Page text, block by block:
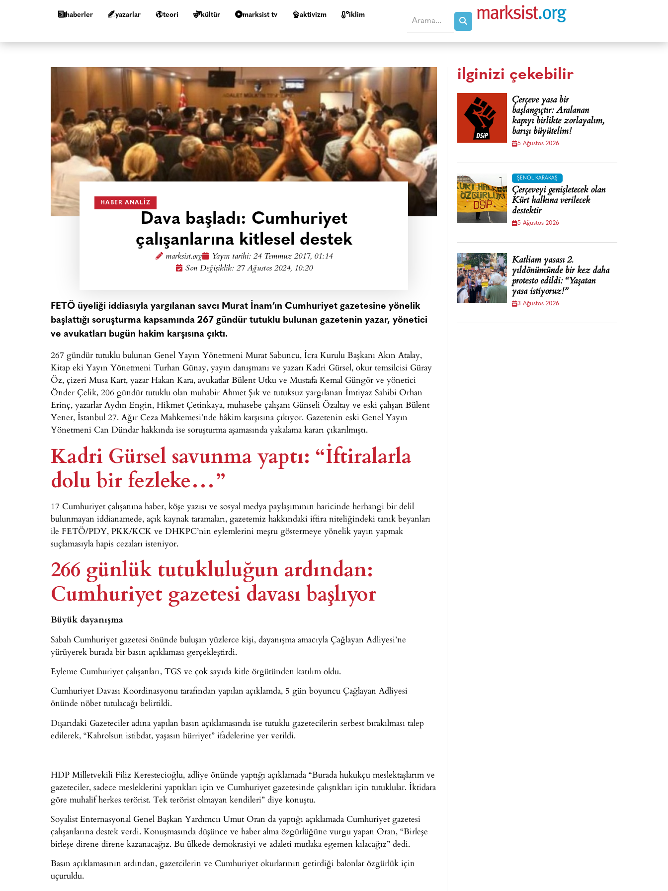
haberler yazarlar teori kültür marksist tv aktivizm i̇klim
HABER ANALIZ
Dava başladı: Cumhuriyet
çalışanlarına kitlesel destek
marksist.org Yayın tarihi: 24 Temmuz 2017, 01:14
Son Değişiklik: 27 Ağustos 2024, 10:20
FETÖ üyeliği iddiasıyla yargılanan savcı Murat İnam’ın Cumhuriyet gazetesine yönelik
başlattığı soruşturma kapsamında 267 gündür tutuklu bulunan gazetenin yazar, yönetici
ve avukatları bugün hakim karşısına çıktı.
267 gündür tutuklu bulunan Genel Yayın Yönetmeni Murat Sabuncu, İcra Kurulu Başkanı Akın Atalay,
Kitap eki Yayın Yönetmeni Turhan Günay, yayın danışmanı ve yazarı Kadri Gürsel, okur temsilcisi Güray
Öz, çizeri Musa Kart, yazar Hakan Kara, avukatlar Bülent Utku ve Mustafa Kemal Güngör ve yönetici
Önder Çelik, 206 gündür tutuklu olan muhabir Ahmet Şık ve tutuksuz yargılanan İmtiyaz Sahibi Orhan
Erinç, yazarlar Aydın Engin, Hikmet Çetinkaya, muhasebe çalışanı Günseli Özaltay ve eski çalışan Bülent
Yener, İstanbul 27. Ağır Ceza Mahkemesi’nde hâkim karşısına çıkıyor. Gazetenin eski Genel Yayın
Yönetmeni Can Dündar hakkında ise soruşturma aşamasında yakalama kararı çıkarılmıştı.
Kadri Gürsel savunma yaptı: “İftiralarla
dolu bir fezleke…”
17 Cumhuriyet çalışanına haber, köşe yazısı ve sosyal medya paylaşımının haricinde herhangi bir delil
bulunmayan iddianamede, açık kaynak taramaları, gazetemiz hakkındaki iftira niteliğindeki tanık beyanları
ile FETÖ/PDY, PKK/KCK ve DHKPC’nin eylemlerini meşru göstermeye yönelik yayın yapmak
suçlamasıyla hapis cezaları isteniyor.
266 günlük tutukluluğun ardından:
Cumhuriyet gazetesi davası başlıyor
Büyük dayanışma
Sabah Cumhuriyet gazetesi önünde buluşan yüzlerce kişi, dayanışma amacıyla Çağlayan Adliyesi’ne
yürüyerek burada bir basın açıklaması gerçekleştirdi.
Eyleme Cumhuriyet çalışanları, TGS ve çok sayıda kitle örgütünden katılım oldu.
Cumhuriyet Davası Koordinasyonu tarafından yapılan açıklamda, 5 gün boyuncu Çağlayan Adliyesi
önünde nöbet tutulacağı belirtildi.
Dışarıdaki Gazeteciler adına yapılan basın açıklamasında ise tutuklu gazetecilerin serbest bırakılması talep
edilerek, “Kahrolsun istibdat, yaşasın hürriyet” ifadelerine yer verildi.
HDP Milletvekili Filiz Kerestecioğlu, adliye önünde yaptığı açıklamada “Burada hukukçu meslektaşlarım ve
gazeteciler, sadece mesleklerini yaptıkları için ve Cumhuriyet gazetesinde çalıştıkları için tutuklular. İktidara
göre muhalif herkes terörist. Tek terörist olmayan kendileri” diye konuştu.
Soyalist Enternasyonal Genel Başkan Yardımcıı Umut Oran da yaptığı açıklamada Cumhuriyet gazetesi
çalışanlarına destek verdi. Konuşmasında düşünce ve haber alma özgürlüğüne vurgu yapan Oran, “Birleşe
birleşe direne direne kazanacağız. Bu ülkede demokrasiyi ve adaleti mutlaka egemen kılacağız” dedi.
Basın açıklamasının ardından, gazetcilerin ve Cumhuriyet okurlarının getirdiği balonlar özgürlük için
uçuruldu.
ilginizi çekebilir
Çerçeve yasa bir
başlangıçtır: Aralanan
kapıyı birlikte zorlayalım,
barışı büyütelim!
5 Ağustos 2026
ŞENOL KARAKAŞ
Çerçeveyi genişletecek olan
Kürt halkına verilecek
destektir
5 Ağustos 2026
Katliam yasası 2.
yıldönümünde bir kez daha
protesto edildi: “Yaşatan
yasa istiyoruz!”
3 Ağustos 2026